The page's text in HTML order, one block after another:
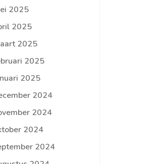
2025
2025
2025
2025
2025
2024
2024
2024
2024